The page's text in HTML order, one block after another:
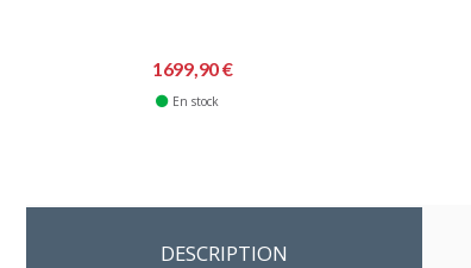
1699,90 €
En stock
DESCRIPTION